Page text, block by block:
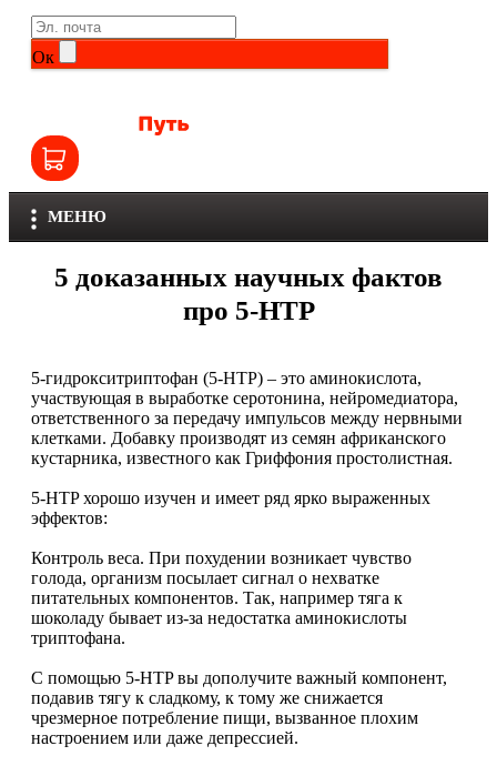
Ок
МЕНЮ
Общие комплексы
Витамины группы B
Витамины для детей
Железо
Селен
Здоровье и красота
НАЗАД
Мужское здоровье
НАЗАД
ЗМА
Life Extension
NOW
Olimp
Optimum Nutrition
Orzax
SNT
Sportinia
Trace Minerals
USN
Vitauct
WTF LABZ
Свой Путь
5 доказанных научных фактов
про 5-HTP
5-гидрокситриптофан (5-HTP) – это аминокислота,
участвующая в выработке серотонина, нейромедиатора,
ответственного за передачу импульсов между нервными
клетками. Добавку производят из семян африканского
кустарника, известного как Гриффония простолистная.
5-HTP хорошо изучен и имеет ряд ярко выраженных
эффектов:
Контроль веса. При похудении возникает чувство
голода, организм посылает сигнал о нехватке
питательных компонентов. Так, например тяга к
шоколаду бывает из-за недостатка аминокислоты
триптофана.
С помощью 5-HTP вы дополучите важный компонент,
подавив тягу к сладкому, к тому же снижается
чрезмерное потребление пищи, вызванное плохим
настроением или даже депрессией.